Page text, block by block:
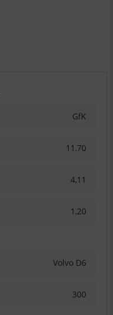
GfK
11,70
4,11
1,20
Volvo D6
300